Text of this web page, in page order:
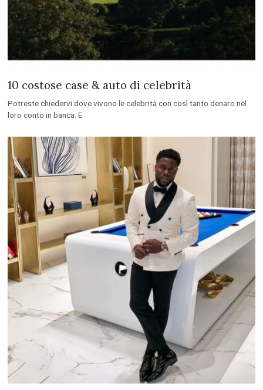
10 costose case & auto di celebrità
Potreste chiedervi dove vivono le celebrità con così tanto denaro nel
loro conto in banca. E